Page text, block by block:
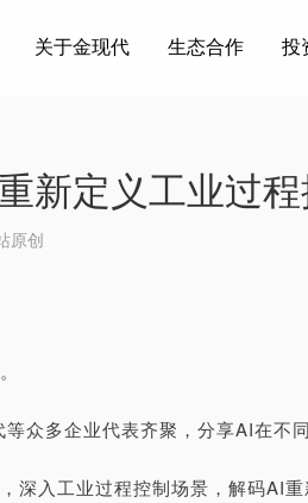
关于金现代 生态合作 投
新定义工业过程
原创
众多企业代表齐聚，分享AI在不
入工业过程控制场景，解码AI重